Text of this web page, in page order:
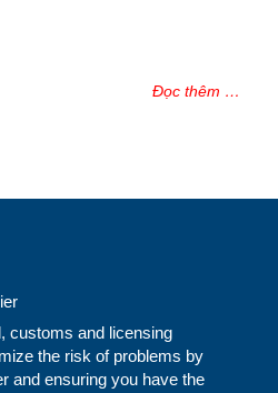
Đọc thêm …
customs and licensing
the risk of problems by
and ensuring you have the